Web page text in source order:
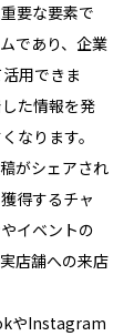
要な要素で
であり、企業
用できま
た情報を発
なります。
がシェアされ
得するチャ
イベントの
店舗への来店
やInstagram